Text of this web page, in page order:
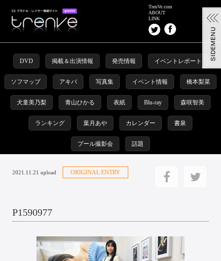
TrenVe.com
ABOUT
LINK
DVD 掲載＆出演情報 発売情報 イベントレポート
ソフマップ アキバ 写真集 イベント情報 橋本梨菜
犬童美乃梨 青山ひかる 表紙 Blu-ray 森咲智美
ランキング 葉月あや カレンダー 書泉
プール撮影会 話題
2021.11.21 upload ORIGINAL ENTRY
P1590977